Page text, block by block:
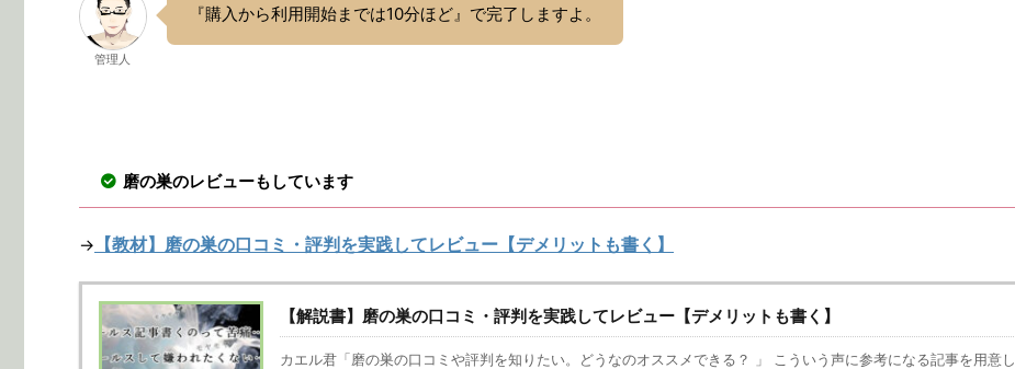
管理人
『購入から利用開始までは10分ほど』で完了しますよ。
磨の巣のレビューもしています
→ 【教材】磨の巣の口コミ・評判を実践してレビュー【デメリットも書く】
【解説書】磨の巣の口コミ・評判を実践してレビュー【デメリットも書く】
カエル君「磨の巣の口コミや評判を知りたい。どうなのオススメできる？ 」 こういう声に参考になる記事を用意し